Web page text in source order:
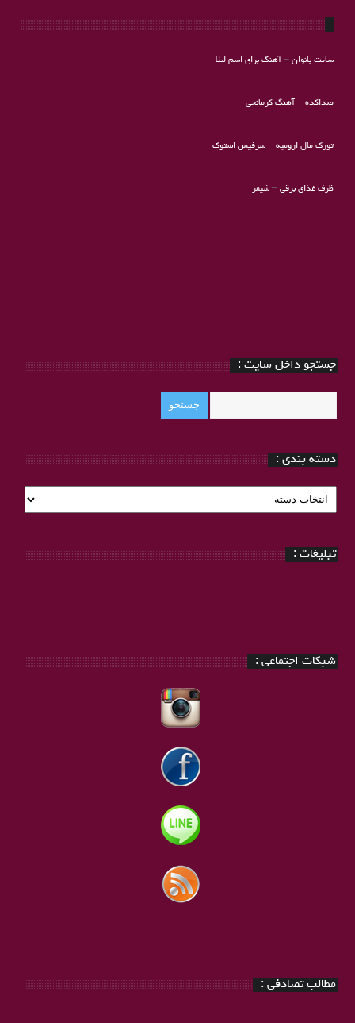
سایت بانوان– آهنگ برای اسم لیلا
صداکده– آهنگ کرمانجی
تورک مال ارومیه–سرفیس استوک
ظرف غذای برقی– شیمر
جستجو داخل سایت :
دسته بندی :
دسته
بندی
تبلیغات :
شبکات اجتماعی :
مطالب تصادفی :